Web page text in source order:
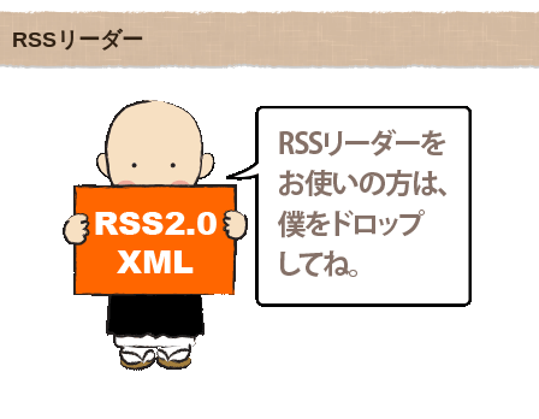
2011年11月(28)
2011年10月(31)
2011年9月(24)
2011年7月(18)
2011年6月
2011年5月
(15)
2011年4月(17)
2011年3月(15)
2011年2月
2011年1月(22)
2010年12月(21)
2010年11月
2010年10月(13)
(16)
地域のライターさんです
小豆島 圓満寺
新聞屋の道具箱
新聞社で使われる用語の解説など
makotoさんの御符内巡礼記
東京の巡礼記です
POLYHEDON
いろいろなことが書いてあるよ
bunchan
あちこち行って！
目白鍼灸院
日本人の繊細な体質にあわせた、やさしく気持ちよい鍼灸治療で
RSSリーダー